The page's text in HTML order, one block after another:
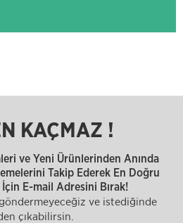
KAÇMAZ !
ve Yeni Ürünlerinden Anında
Takip Ederek En Doğru
E-mail Adresini Bırak!
ve istediğinde
çıkabilirsin.